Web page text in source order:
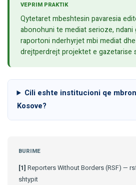
VEPRIM PRAKTIK
Qytetaret mbeshtesin pavaresia
abonohuni te mediat serioze, ndani
raportoni nderhyrjet mbi mediat
drejtperdrejt projektet e gazetarise
Cili eshte institucioni qe
Kosove?
BURIME
[1] Reporters Without Borders (RSF) —
shtypit